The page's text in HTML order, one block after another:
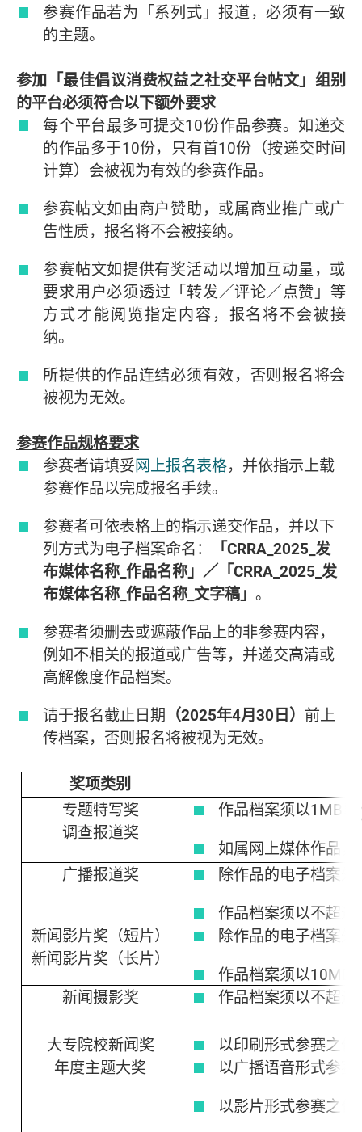
参赛作品若为「系列式」报道，必须有一致
的主题。
参加「最佳倡议消费权益之社交平台帖文」组别
的平台必须符合以下额外要求
每个平台最多可提交10份作品参赛。如递交
的作品多于10份，只有首10份（按递交时间
计算）会被视为有效的参赛作品。
参赛帖文如由商户赞助，或属商业推广或广
告性质，报名将不会被接纳。
参赛帖文如提供有奖活动以增加互动量，或
要求用户必须透过「转发／评论／点赞」等
方式才能阅览指定内容，报名将不会被接
纳。
所提供的作品连结必须有效，否则报名将会
被视为无效。
参赛作品规格要求
参赛者请填妥网上报名表格，并依指示上载
参赛作品以完成报名手续。
参赛者可依表格上的指示递交作品，并以下
列方式为电子档案命名：
「CRRA_2025_发
布媒体名称 _作品名称」／「CRRA_2025_发
布媒体名称 _作品名称 _文字稿」 。
参赛者须删去或遮蔽作品上的非参赛内容，
例如不相关的报道或广告等，并递交高清或
高解像度作品档案。
请于报名截止日期 （2025年4月30 日） 前上
传档案，否则报名将被视为无效。
奖项类别
专题特写奖
调查报道奖
作品档案须以1MB
如属网上媒体作品
广播报道奖
除作品的电子档案
作品档案须以不超
新闻影片奖（短片）
新闻影片奖（长片）
除作品的电子档案
作品档案须以10MB
新闻摄影奖
作品档案须以不超
大专院校新闻奖
年度主题大奖
以印刷形式参赛之
以广播语音形式参
以影片形式参赛之